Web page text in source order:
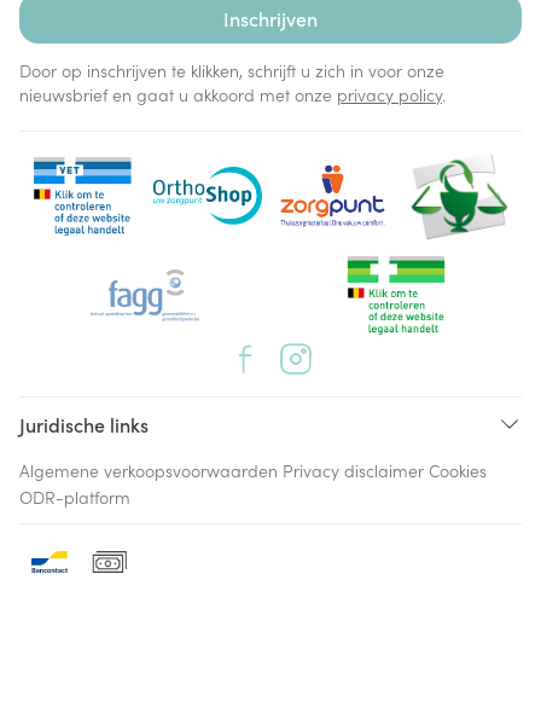
Inschrijven
Door op inschrijven te klikken, schrijft u zich in voor onze
nieuwsbrief en gaat u akkoord met onze privacy policy.
Juridische links
Algemene verkoopsvoorwaarden Privacy disclaimer Cookies
ODR-platform